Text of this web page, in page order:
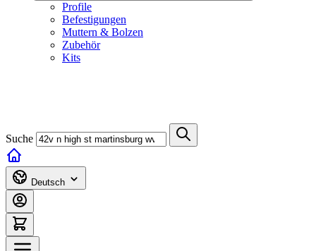
Profile
Befestigungen
Muttern & Bolzen
Zubehör
Kits
Suche
Deutsch